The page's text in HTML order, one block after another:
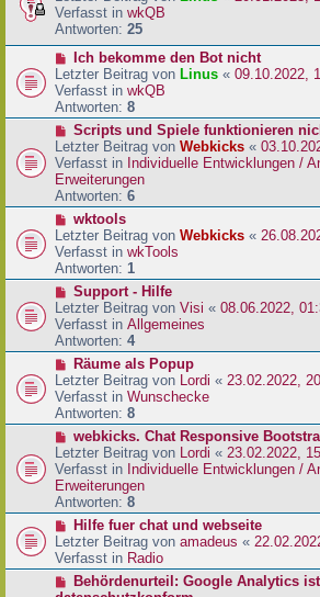
e
i
t
a
g
u
e
r
B
e
i
t
a
g
Verfasst in wkQB
Antworten: 25
N
e
u
e
r
B
e
i
t
r
a
g
Ich bekomme den Bot nicht
Letzter Beitrag von Linus « 09.10.2022,
Verfasst in wkQB
Antworten: 8
N
e
u
e
r
B
e
i
t
r
a
g
Scripts und Spiele funktionieren
Letzter Beitrag von Webkicks «
Verfasst in Individuelle Entwicklungen /
Erweiterungen
Antworten: 6
N
e
u
e
r
B
e
i
t
a
g
wktools
Letzter Beitrag von Webkicks «
Verfasst in wkTools
Antworten: 1
N
e
u
e
r
B
e
i
t
a
g
Support - Hilfe
Letzter Beitrag von Visi « 08.06.2022,
Verfasst in Allgemeines
Antworten: 4
N
e
u
e
r
B
e
i
t
r
a
g
Räume als Popup
Letzter Beitrag von Lordi « 23.02.2022,
Verfasst in Wunschecke
Antworten: 8
N
e
u
e
r
B
e
i
t
webkicks. Chat Responsive
Letzter Beitrag von Lordi « 23.02.2022,
Verfasst in Individuelle Entwicklungen /
Erweiterungen
Antworten: 8
N
e
u
e
Hilfe fuer chat und webseite
Letzter Beitrag von amadeus «
Verfasst in Radio
NBehördenurteil: Google Analytics